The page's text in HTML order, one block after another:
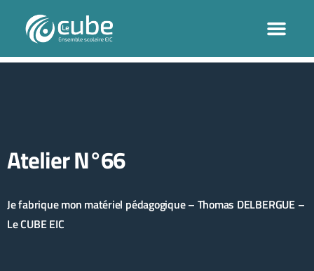
Atelier N°66
Je fabrique mon matériel pédagogique – Thomas DELBERGUE –
Le CUBE EIC